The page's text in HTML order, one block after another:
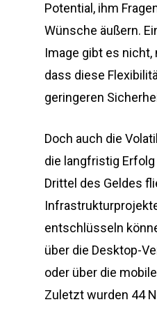
Potential, ihm
Wünsche äußern.
Image gibt es
dass diese
geringeren
Doch auch die
die langfristig
Drittel des Geldes
entschlüsseln
über die Desktop-
oder über die
Zuletzt wurden 44